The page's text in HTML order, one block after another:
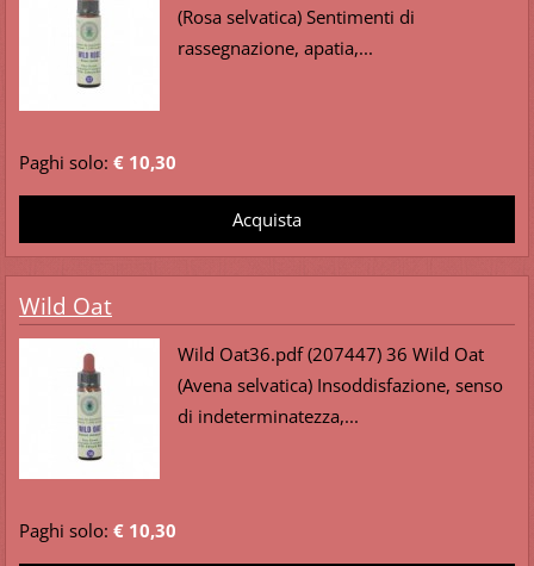
(Rosa selvatica) Sentimenti di
rassegnazione, apatia,...
Paghi solo: € 10,30
Wild Oat
Wild Oat36.pdf (207447) 36 Wild Oat
(Avena selvatica) Insoddisfazione, senso
di indeterminatezza,...
Paghi solo: € 10,30